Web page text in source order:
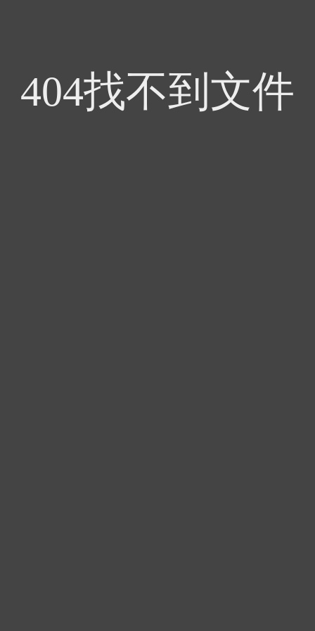
404找不到文件